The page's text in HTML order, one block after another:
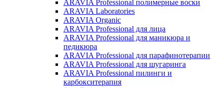
ARAVIA Professional полимерные воски
ARAVIA Laboratories
ARAVIA Organic
ARAVIA Professional для лица
ARAVIA Professional для маникюра и
педикюра
ARAVIA Professional для парафинотерапии
ARAVIA Professional для шугаринга
ARAVIA Professional пилинги и
карбокситерапия